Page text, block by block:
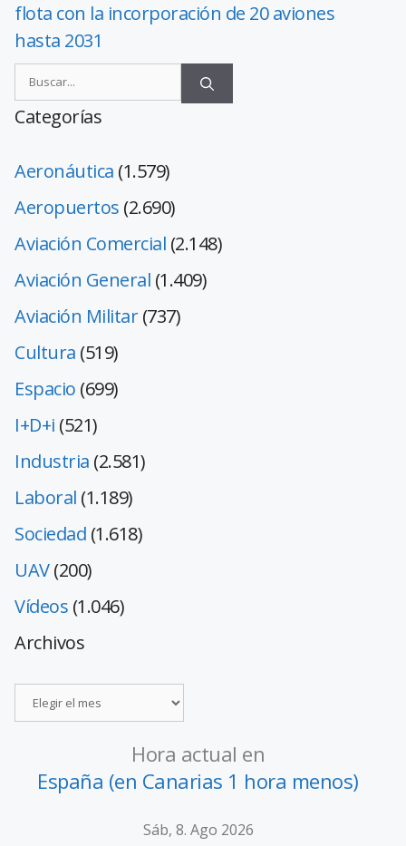
flota con la incorporación de 20 aviones
hasta 2031
Categorías
Aeronáutica (1.579)
Aeropuertos (2.690)
Aviación Comercial (2.148)
Aviación General (1.409)
Aviación Militar(737)
Cultura (519)
Espacio (699)
I+D+i (521)
Industria (2.581)
Laboral (1.189)
Sociedad (1.618)
UAV(200)
Vídeos (1.046)
Archivos
Hora actual en
España (en Canarias 1 hora menos)